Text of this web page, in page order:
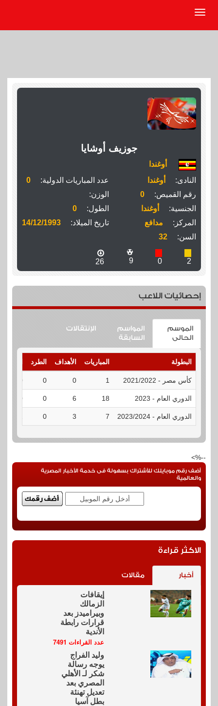
جوزيف أوشايا
أوغندا
النادى:
أوغندا عدد المباريات الدولية:
0
رقم القميص:
0
الوزن:
الجنسية:
أوغندا الطول:
0
المركز:
مدافع تاريخ الميلاد:
14/12/1993
السن:
32
2
0
9
26
إحصائيات اللاعب
الموسم
الحالى
المواسم
السابقة
الإنتقالات
البطولة المباريات الأهداف الطرد
كأس مصر - 2021/2022 1
0
0
0
الدوري العام - 2023 18
6
0
0
الدوري العام - 2023/2024 7
3
0
--%>
أضف رقم موبايلك للأشتراك بسهولة فى خدمة الأخبار المصرية
والعالمية
الاكثر قراءة
أخبار مقالات
إيقافات
الزمالك
وبيراميدز بعد
قرارات رابطة
الأندية
عدد القراءات 7491
وليد الفراج
يوجه رسالة
شكر لـ الأهلي
المصري بعد
تعديل تهنئة
بطل آسيا